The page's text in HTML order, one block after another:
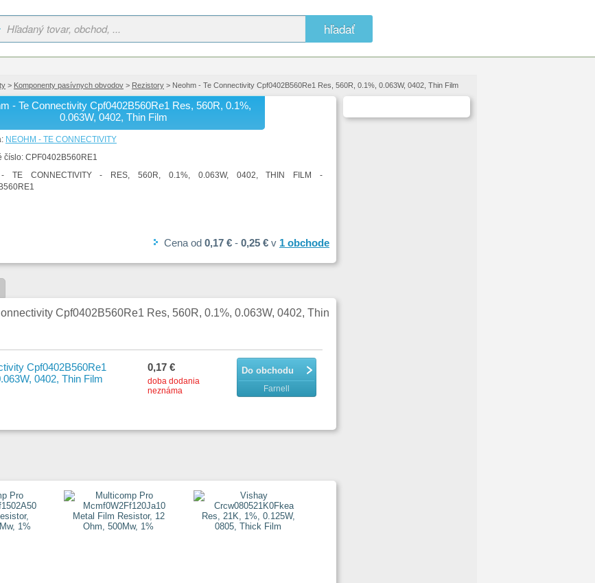
hľadať
> Komponenty pasívnych obvodov > Rezistory > Neohm - Te Connectivity Cpf0402B560Re1 Res, 560R, 0.1%, 0.063W, 0402, Thin Film
- Te Connectivity Cpf0402B560Re1 Res, 560R, 0.1%,
0.063W, 0402, Thin Film
NEOHM - TE CONNECTIVITY
číslo: CPF0402B560RE1
- TE CONNECTIVITY - RES, 560R, 0.1%, 0.063W, 0402, THIN FILM -
Cena od 0,17 € - 0,25 € v 1 obchode
Cpf0402B560Re1 Res, 560R, 0.1%, 0.063W, 0402, Thin
Cpf0402B560Re1
0402, Thin Film
Do obchodu
Farnell
0,17 €
doba dodania
neznáma